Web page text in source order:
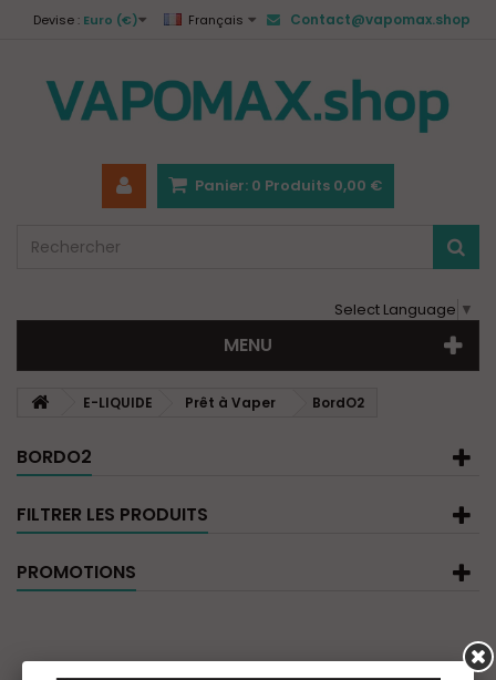
Devise : Euro (€) Français Contact@vapomax.shop
Panier: 0 Produits 0,00 €
Select Language ▼
MENU
E-LIQUIDE Prêt à Vaper BordO2
BORDO2
FILTRER LES PRODUITS
PROMOTIONS